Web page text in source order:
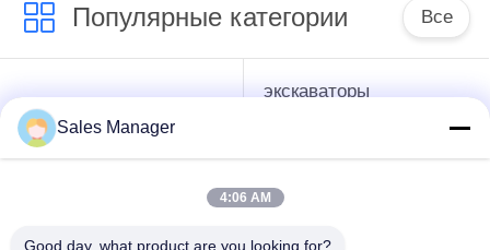
Популярные категории Все
гидравлические
Копёр
экскаваторы
кучи сжатия
Sales Manager
4:06 AM
Good day, what product are you looking for?